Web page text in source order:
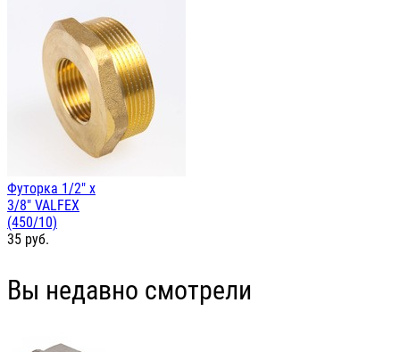
Футорка 1/2" х
3/8" VALFEX
(450/10)
35 руб.
Вы недавно смотрели